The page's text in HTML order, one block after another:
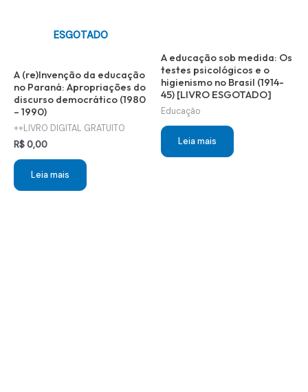
ESGOTADO
A (re)Invenção da educação
no Paraná: Apropriações do
discurso democrático (1980
– 1990)
++LIVRO DIGITAL GRATUITO
R$0,00
Leia mais
A educação sob medida: Os
testes psicológicos e o
higienismo no Brasil (1914-
45) [LIVRO ESGOTADO]
Educação
Leia mais